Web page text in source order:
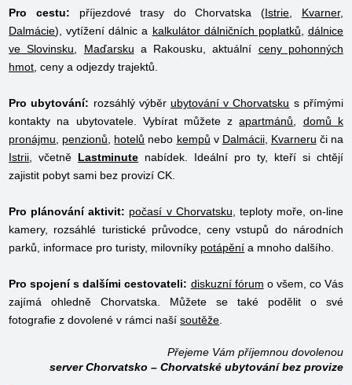
Pro cestu: příjezdové trasy do Chorvatska (Istrie Kvarner,
Dalmácie), vytížení dálnic a kalkulátor dálničních poplatků
dálnice
ve Slovinsku
Maďarsku a Rakousku, aktuální ceny pohonných
hmot , ceny a odjezdy trajektů.
Pro ubytování: rozsáhlý výběr ubytování v Chorvatsku s přímými
kontakty na ubytovatele. Vybírat můžete zapartmánů
domů k
pronájmu
penzionů hotelů nebo kempů v Dalmácii, Kvarneru či na
Istrii , včetně Lastminute nabídek. Ideální pro ty, kteří si chtějí
zajistit pobyt sami bez provizí CK.
Pro plánování aktivit: počasí v Chorvatsku , teploty moře, on-line
kamery, rozsáhlé turistické průvodce, ceny vstupů do národních
parků, informace pro turisty, milovníky potápění a mnoho dalšího.
Pro spojení s dalšími cestovateli: diskuzní fórum o všem, co Vás
zajímá ohledně Chorvatska. Můžete se také podělit o své
fotografie z dovolené v rámci našísoutěže
Přejeme Vám příjemnou dovolenou
serverChorvatsko – Chorvatské ubytování bez provize